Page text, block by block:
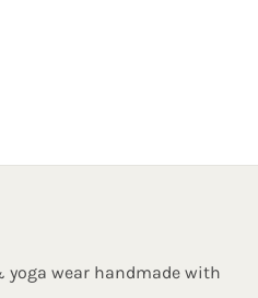
wear handmade with